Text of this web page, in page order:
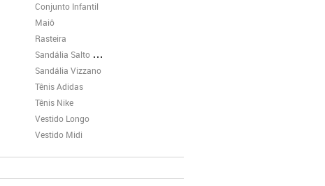
Conjunto Infantil
Maiô
Rasteira
Sandália Salto Grosso
Sandália Vizzano
Tênis Adidas
Tênis Nike
Vestido Longo
Vestido Midi